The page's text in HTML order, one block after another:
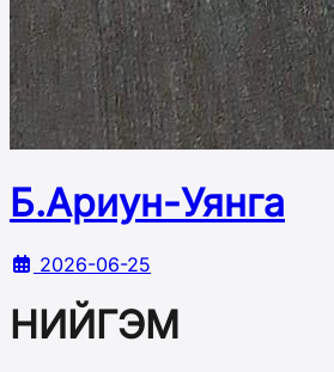
Б.Ариун-Уянга
2026-06-25
НИЙГЭМ